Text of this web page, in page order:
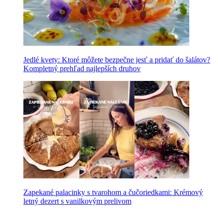
Jedlé kvety: Ktoré môžete bezpečne jesť a pridať do šalátov?
Kompletný prehľad najlepších druhov
Zapekané palacinky s tvarohom a čučoriedkami: Krémový
letný dezert s vanilkovým prelivom